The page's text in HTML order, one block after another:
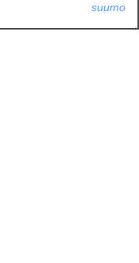
suumo